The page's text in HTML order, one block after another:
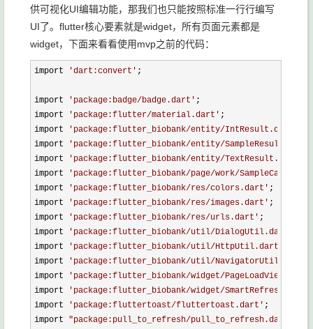
供可视化UI编辑功能，那我们也只能按照标准一行行编写
UI了。flutter核心要素就是widget，所有页面元素都是
widget，下面来看看使用mvp之前的代码：
import 'dart:convert ' ;
import ' package:badge/badge.dart ' ;
import
' package:flutter/material.dart ' ;
import
' package:flutter_biobank/entity/IntResult.dart
import
' package:flutter_biobank/entity/SampleResult.dart
import
' package:flutter_biobank/entity/TextResult.dart
import
' package:flutter_biobank/page/work/
import
' package:flutter_biobank/res/colors.dart ' ;
import
' package:flutter_biobank/res/images.dart ' ;
import
' package:flutter_biobank/res/urls.dart ' ;
import
' package:flutter_biobank/util/DialogUtil.dart
import
' package:flutter_biobank/util/HttpUtil.dart
import
' package:flutter_biobank/util/NavigatorUtil.dart
import
' package:flutter_biobank/widget/PageLoadView.dart
import
' package:flutter_biobank/widget/SmartRefresh.dart
import
' package:fluttertoast/fluttertoast.dart ' ;
import "package:pull_to_refresh/pull_to_refresh.dart